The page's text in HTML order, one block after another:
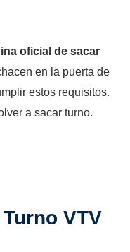
oficial de sacar
en la puerta de
estos requisitos.
a sacar turno.
VTV